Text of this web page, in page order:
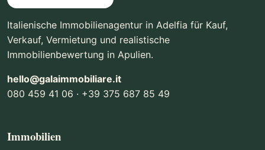
Italienische Immobilienagentur in Adelfia für Kauf,
Verkauf, Vermietung und realistische
Immobilienbewertung in Apulien.
hello@galaimmobiliare.it
080 459 41 06 · +39 375 687 85 49
Immobilien